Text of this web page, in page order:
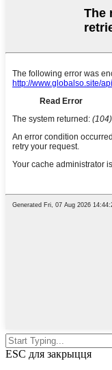
ESC для закрыцця